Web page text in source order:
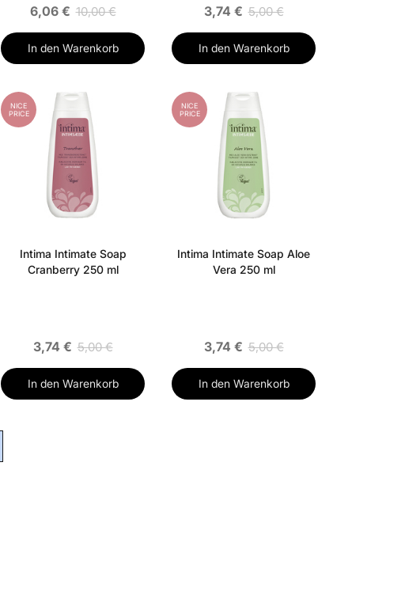
6,06 € 10,00 €
In den Warenkorb
3,74 € 5,00 €
In den Warenkorb
NICE
PRICE
Intima Intimate Soap
Cranberry 250 ml
3,74 € 5,00 €
In den Warenkorb
NICE
PRICE
Intima Intimate Soap Aloe
Vera 250 ml
3,74 € 5,00 €
In den Warenkorb